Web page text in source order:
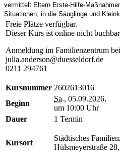
vermittelt Eltern Erste-Hilfe-
Situationen, in die Säuglinge und
Freie Plätze verfügbar.
Dieser Kurs ist online nicht
Anmeldung im Familienzentrum
julia.anderson@duesseldorf.de
0211 294761
Kursnummer 2602613016
Beginn
Sa., 05.09.2026,
um 10:00 Uhr
Dauer
1 Termin
Kursort
Städtisches
Hülsmeyerstraße